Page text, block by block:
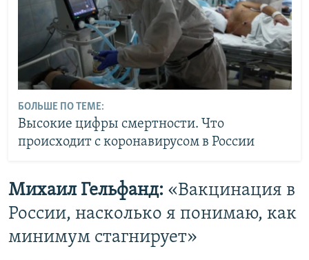
БОЛЬШЕ ПО ТЕМЕ:
Высокие цифры смертности. Что
происходит с коронавирусом в России
Михаил Гельфанд: «Вакцинация в
России, насколько я понимаю, как
минимум стагнирует»